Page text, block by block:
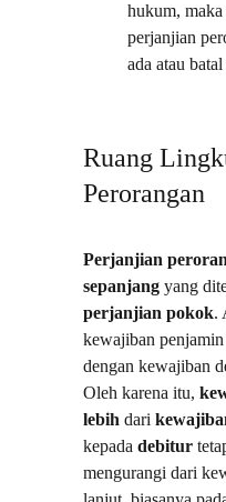
hukum,
perjanjian
ada atau
Ruang
Perorangan
Perjanjian
sepanjang yang
perjanjian pokok.
kewajiban
dengan kewajiban
Oleh karena itu,
lebih dari
kepada debitur
mengurangi dari